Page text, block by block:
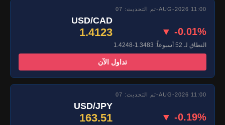
تم التحديث: 07-AUG-2026 11:00
USD/CAD
1.4123 ▼ -0.01%
النطاق لـ 52 أسبوعاً: 1.3483-1.4248
تداول الآن
تم التحديث: 07-AUG-2026 11:00
USD/JPY
163.51 ▼ -0.19%